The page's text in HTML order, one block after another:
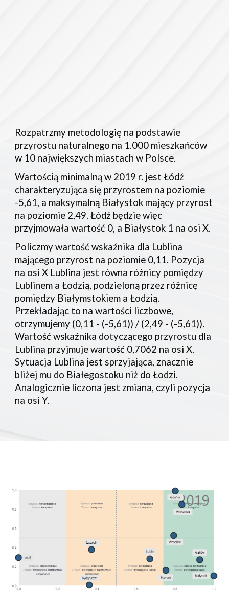
Rozpatrzmy metodologię na podstawie
przyrostu naturalnego na 1.000 mieszkańców
w 10 największych miastach w Polsce.
Wartością minimalną w 2019 r. jest Łódź
charakteryzująca się przyrostem na poziomie
-5,61, a maksymalną Białystok mający przyrost
na poziomie 2,49. Łódź będzie więc
przyjmowała wartość 0, a Białystok 1 na osi X.
Policzmy wartość wskaźnika dla Lublina
mającego przyrost na poziomie 0,11. Pozycja
na osi X Lublina jest równa różnicy pomiędzy
Lublinem a Łodzią, podzieloną przez różnicę
pomiędzy Białymstokiem a Łodzią.
Przekładając to na wartości liczbowe,
otrzymujemy (0,11 - (-5,61)) / (2,49 - (-5,61)).
Wartość wskaźnika dotyczącego przyrostu dla
Lublina przyjmuje wartość 0,7062 na osi X.
Sytuacja Lublina jest sprzyjająca, znacznie
bliżej mu do Białegostoku niż do Łodzi.
Analogicznie liczona jest zmiana, czyli pozycja
na osi Y.